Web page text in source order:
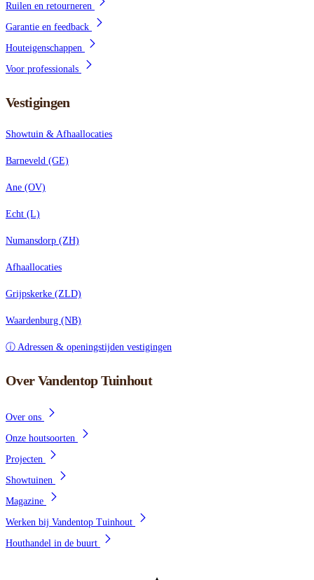
Ruilen en retourneren
Garantie en feedback
Houteigenschappen
Voor professionals
Vestigingen
Showtuin & Afhaallocaties
Barneveld (GE)
Ane (OV)
Echt (L)
Numansdorp (ZH)
Afhaallocaties
Grijpskerke (ZLD)
Waardenburg (NB)
ⓘ Adressen & openingstijden vestigingen
Over Vandentop Tuinhout
Over ons
Onze houtsoorten
Projecten
Showtuinen
Magazine
Werken bij Vandentop Tuinhout
Houthandel in de buurt